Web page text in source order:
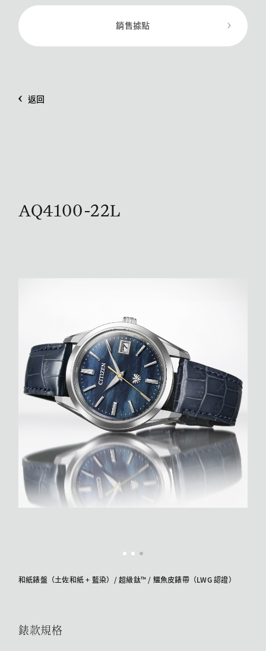
銷售據點
返回
AQ4100-22L
和紙錶盤（土佐和紙 + 藍染）/ 超級鈦™ / 鱷魚皮錶帶（LWG 認證）
錶款規格